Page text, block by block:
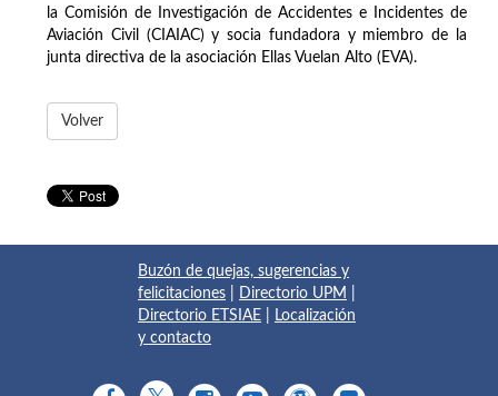
la Comisión de Investigación de Accidentes e Incidentes de
Aviación Civil (CIAIAC) y socia fundadora y miembro de la
junta directiva de la asociación Ellas Vuelan Alto (EVA).
Volver
Buzón de quejas, sugerencias y
felicitaciones
Directorio UPM
Directorio ETSIAE
Localización
y contacto